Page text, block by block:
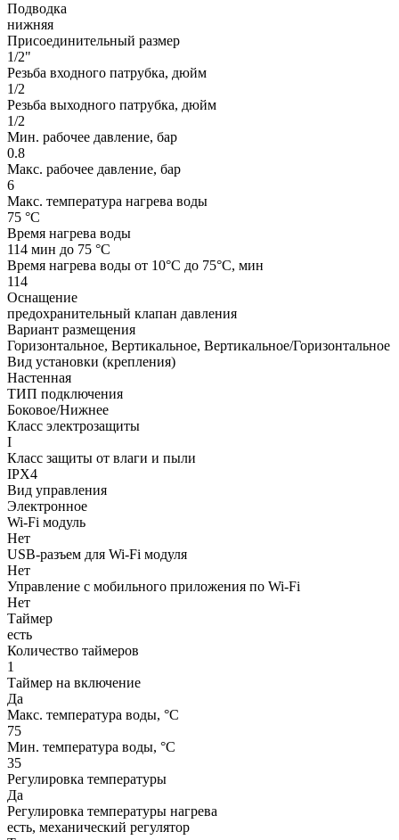
Подводка
нижняя
Присоединительный размер
1/2"
Резьба входного патрубка, дюйм
1/2
Резьба выходного патрубка, дюйм
1/2
Мин. рабочее давление, бар
0.8
Макс. рабочее давление, бар
6
Макс. температура нагрева воды
75 °С
Время нагрева воды
114 мин до 75 °С
Время нагрева воды от 10°С до 75°С, мин
114
Оснащение
предохранительный клапан давления
Вариант размещения
Горизонтальное, Вертикальное, Вертикальное/Горизонтальное
Вид установки (крепления)
Настенная
ТИП подключения
Боковое/Нижнее
Класс электрозащиты
I
Класс защиты от влаги и пыли
IPX4
Вид управления
Электронное
Wi-Fi модуль
Нет
USB-разъем для Wi-Fi модуля
Нет
Управление c мобильного приложения по Wi-Fi
Нет
Таймер
есть
Количество таймеров
1
Таймер на включение
Да
Макс. температура воды, °С
75
Мин. температура воды, °С
35
Регулировка температуры
Да
Регулировка температуры нагрева
есть, механический регулятор